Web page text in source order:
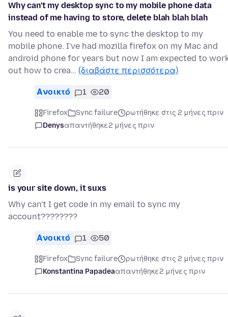
Why can't my desktop sync to my mobile phone data
instead of me having to store, delete blah blah blah
You need to enable me to sync the desktop to my
mobile phone. I've had mozilla firefox on my Mac and
android phone for years but now I am expected to
out how to crea… (διαβάστε περισσότερα)
Ανοικτό 1 20
Firefox Sync failure
ρωτήθηκε στις 2 μήνες πριν
Denysαπαντήθηκε2 μήνες πριν
is your site down, it suxs
Why can't I get code in my email to sync my
account????????
Ανοικτό 1 50
Firefox Sync failure
ρωτήθηκε στις 2 μήνες πριν
Konstantina Papadeaαπαντήθηκε2 μήνες πριν